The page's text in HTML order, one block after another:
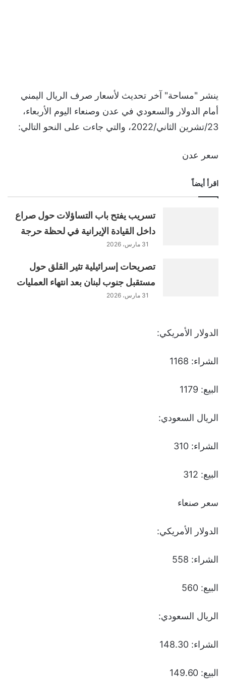
ينشر "مساحة" آخر تحديث لأسعار صرف الريال اليمني
أمام الدولار والسعودي في عدن وصنعاء اليوم الأربعاء،
23/تشرين الثاني/2022، والتي جاءت على النحو التالي:
سعر عدن
اقرأ أيضاً
تسريب يفتح باب التساؤلات حول صراع
داخل القيادة الإيرانية في لحظة حرجة
31 مارس، 2026
تصريحات إسرائيلية تثير القلق حول
مستقبل جنوب لبنان بعد انتهاء العمليات
31 مارس، 2026
الدولار الأمريكي:
الشراء: 1168
البيع: 1179
الريال السعودي:
الشراء: 310
البيع: 312
سعر صنعاء
الدولار الأمريكي:
الشراء: 558
البيع: 560
الريال السعودي:
الشراء: 148.30
البيع: 149.60